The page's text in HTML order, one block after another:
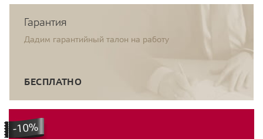
Гарантия
Дадим гарантийный талон на работу
БЕСПЛАТНО